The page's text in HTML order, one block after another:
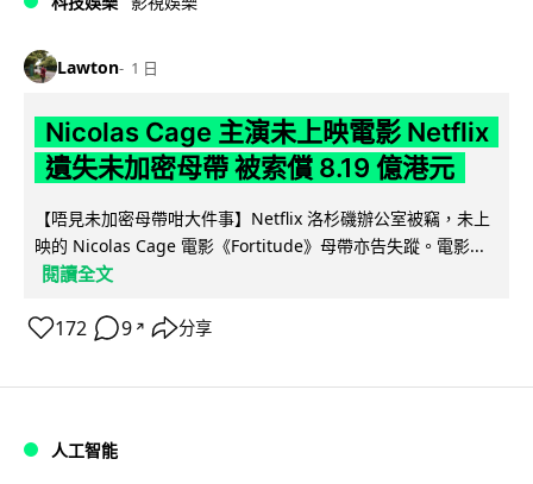
Lawton 1 日
Nicolas Cage 主演未上映電影 Netflix
遺失未加密母帶 被索償 8.19 億港元
【唔見未加密母帶咁大件事】Netflix 洛杉磯辦公室被竊，未上
映的 Nicolas Cage 電影《Fortitude》母帶亦告失蹤。電影...
閱讀全文
172 9 ↗ 分享
人工智能